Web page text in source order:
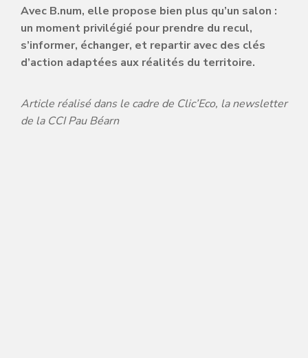
Avec B.num, elle propose bien plus qu’un salon :
un moment privilégié pour prendre du recul,
s’informer, échanger, et repartir avec des clés
d’action adaptées aux réalités du territoire.
Article réalisé dans le cadre de Clic’Eco, la newsletter
de la CCI Pau Béarn